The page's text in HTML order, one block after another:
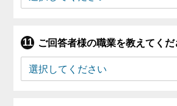
ご回答者様の職業を教えてくだ